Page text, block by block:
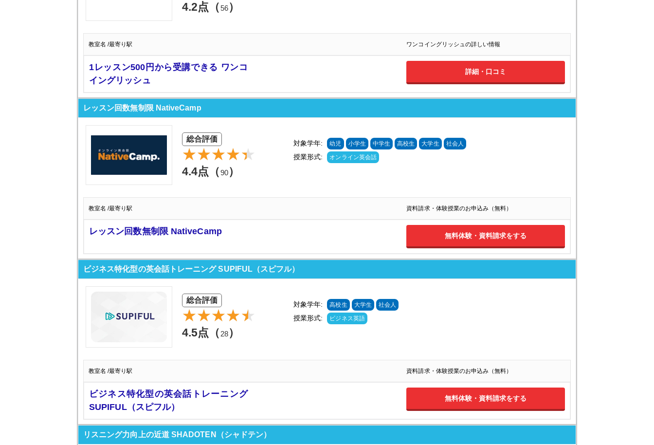
4.2点（56）
教室名 /最寄り駅 ワンコイングリッシュの詳しい情報
1レッスン500円から受講できる ワンコ
イングリッシュ
詳細・口コミ
レッスン回数無制限 NativeCamp
総合評価
4.4点（90）
対象学年: 幼児 小学生 中学生 高校生 大学生 社会人
授業形式: オンライン英会話
教室名 /最寄り駅 資料請求・体験授業のお申込み（無料）
レッスン回数無制限 NativeCamp 無料体験・資料請求をする
ビジネス特化型の英会話トレーニング SUPIFUL（スピフル）
総合評価
4.5点（ 28）
対象学年: 高校生 大学生 社会人
授業形式: ビジネス英語
教室名 /最寄り駅 資料請求・体験授業のお申込み（無料）
ビジネス特化型の英会話トレーニング
SUPIFUL（スピフル）
無料体験・資料請求をする
リスニング力向上の近道 SHADOTEN（シャドテン）